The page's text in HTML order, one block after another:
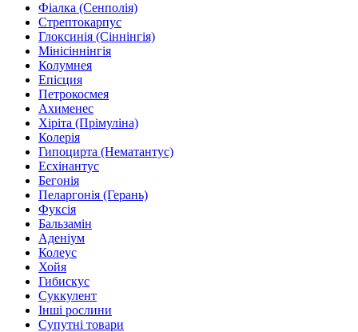
Фіалка (Сенполія)
Стрептокарпус
Глоксинія (Сіннінгія)
Мінісіннінгія
Колумнея
Епісция
Петрокосмея
Ахименес
Хіріта (Прімуліна)
Колерія
Гипоцирта (Нематантус)
Есхінантус
Бегонія
Пеларгонія (Герань)
Фуксія
Бальзамін
Аденіум
Колеус
Хойя
Гибискус
Суккулент
Інші рослини
Супутні товари